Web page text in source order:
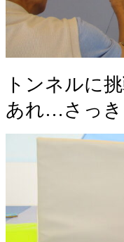
トンネルに挑
あれ…さっ